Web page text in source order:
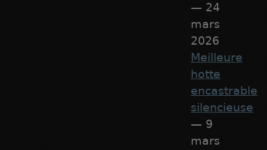
— 24
mars
2026
Meilleure
hotte
encastrable
silencieuse
— 9
mars